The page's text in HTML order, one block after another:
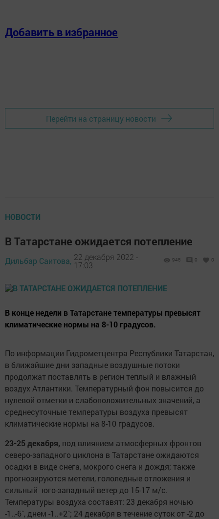
Добавить в избранное
Перейти на страницу новости
НОВОСТИ
В Татарстане ожидается потепление
Дильбар Саитова, 22 декабря 2022 -
17:03
945 0 0
В конце недели в Татарстане температуры превысят
климатические нормы на 8-10 градусов.
По информации Гидрометцентра Республики Татарстан,
в ближайшие дни западные воздушные потоки
продолжат поставлять в регион теплый и влажный
воздух Атлантики. Температурный фон повысится до
нулевой отметки и слабоположительных значений, а
среднесуточные температуры воздуха превысят
климатические нормы на 8-10 градусов.
23-25 декабря, под влиянием атмосферных фронтов
северо-западного циклона в Татарстане ожидаются
осадки в виде снега, мокрого снега и дождя; также
прогнозируются метели, гололедные отложения и
сильный юго-западный ветер до 15-17 м/с.
Температуры воздуха составят: 23 декабря ночью
-1..-6˚, днем -1..+2˚; 24 декабря в течение суток от -2 до